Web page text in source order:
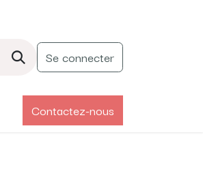
Se connecter
Contactez-nous